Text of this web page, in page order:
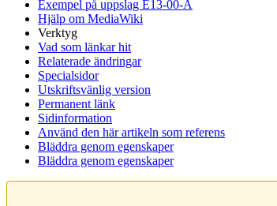
Exempel på uppslag E13-00-A
Hjälp om MediaWiki
Verktyg
Vad som länkar hit
Relaterade ändringar
Specialsidor
Utskriftsvänlig version
Permanent länk
Sidinformation
Använd den här artikeln som referens
Bläddra genom egenskaper
Bläddra genom egenskaper